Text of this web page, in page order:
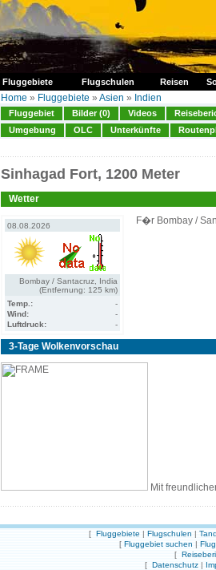
Fluggebiete Flugschulen Reisen
Home » Fluggebiete » Asien » Indien
Fluggebiet Bilder (0) Videos
Umgebung
OLC Unterkünfte
Sinhagad Fort, 1200 Meter
Wetter
08.08.2026
Bombay / Santacruz, India
(Entfernung: 125 km)
Temp.:
-
Wind:
-
Luftdruck:
-
F�r Bombay /
3-Tage Wolkenvorschau
Mit
[ Fluggebiete | Flugschulen |
[ Fluggebiet suchen |
[
[ Datenschutz |